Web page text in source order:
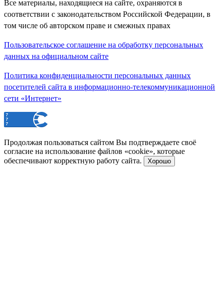
Все материалы, находящиеся на сайте, охраняются в
соответствии с законодательством Российской Федерации, в
том числе об авторском праве и смежных правах
Пользовательское соглашение на обработку персональных
данных на официальном сайте
Политика конфиденциальности персональных данных
посетителей сайта в информационно-телекоммуникационной
сети «Интернет»
Продолжая пользоваться сайтом Вы подтверждаете своё
согласие на использование файлов «cookie», которые
обеспечивают корректную работу сайта.
Хорошо